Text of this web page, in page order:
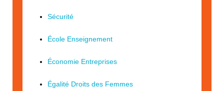
Sécurité
École Enseignement
Économie Entreprises
Égalité Droits des Femmes